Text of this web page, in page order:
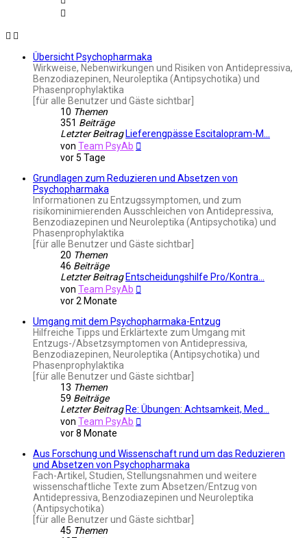
Übersicht Psychopharmaka
Wirkweise, Nebenwirkungen und Risiken von Antidepressiva,
Benzodiazepinen, Neuroleptika (Antipsychotika) und
Phasenprophylaktika
[für alle Benutzer und Gäste sichtbar]
10 Themen
351 Beiträge
Letzter Beitrag Lieferengpässe Escitalopram-M…
von Team PsyAb
vor 5 Tage
Grundlagen zum Reduzieren und Absetzen von
Psychopharmaka
Informationen zu Entzugssymptomen, und zum
risikominimierenden Ausschleichen von Antidepressiva,
Benzodiazepinen und Neuroleptika (Antipsychotika) und
Phasenprophylaktika
[für alle Benutzer und Gäste sichtbar]
20 Themen
46 Beiträge
Letzter Beitrag Entscheidungshilfe Pro/Kontra…
von Team PsyAb
vor 2 Monate
Umgang mit dem Psychopharmaka-Entzug
Hilfreiche Tipps und Erklärtexte zum Umgang mit
Entzugs-/Absetzsymptomen von Antidepressiva,
Benzodiazepinen, Neuroleptika (Antipsychotika) und
Phasenprophylaktika
[für alle Benutzer und Gäste sichtbar]
13 Themen
59 Beiträge
Letzter Beitrag Re: Übungen: Achtsamkeit, Med…
von Team PsyAb
vor 8 Monate
Aus Forschung und Wissenschaft rund um das Reduzieren
und Absetzen von Psychopharmaka
Fach-Artikel, Studien, Stellungsnahmen und weitere
wissenschaftliche Texte zum Absetzen/Entzug von
Antidepressiva, Benzodiazepinen und Neuroleptika
(Antipsychotika)
[für alle Benutzer und Gäste sichtbar]
45 Themen